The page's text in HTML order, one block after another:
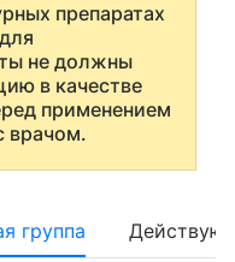
препаратах
не должны
в качестве
применением
врачом.
группа